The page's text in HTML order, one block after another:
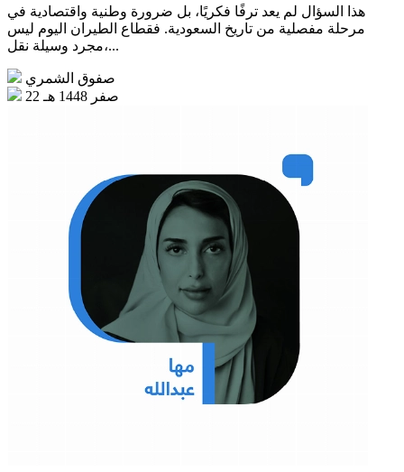
هذا السؤال لم يعد ترفًا فكريًا، بل ضرورة وطنية واقتصادية في
مرحلة مفصلية من تاريخ السعودية. فقطاع الطيران اليوم ليس
مجرد وسيلة نقل،...
صفوق الشمري
22 صفر 1448 هـ